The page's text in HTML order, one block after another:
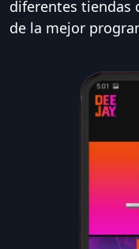
diferentes tiendas
de la mejor